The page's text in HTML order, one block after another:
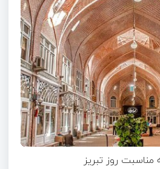
مناسبت روز تبریز